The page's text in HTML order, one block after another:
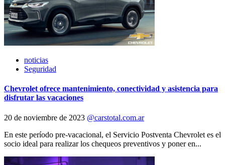
noticias
Seguridad
Chevrolet ofrece mantenimiento, conectividad y asistencia para
disfrutar las vacaciones
20 de noviembre de 2023 @carstotal.com.ar
En este período pre-vacacional, el Servicio Postventa Chevrolet es el
socio ideal para realizar los chequeos preventivos y poner en...